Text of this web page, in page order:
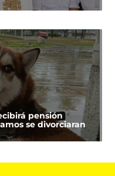
pensión
se divorciaran